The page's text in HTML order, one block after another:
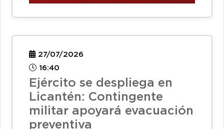
27/07/2026
16:40
Ejército se despliega en
Licantén: Contingente
militar apoyará evacuación
preventiva